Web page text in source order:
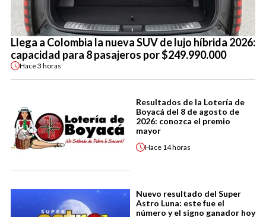
Llega a Colombia la nueva SUV de lujo híbrida 2026:
capacidad para 8 pasajeros por $249.990.000
Hace3 horas
Resultados de la Lotería de
Boyacá del 8 de agosto de
2026: conozca el premio
mayor
Hace 14 horas
Nuevo resultado del Super
Astro Luna: este fue el
número y el signo ganador hoy